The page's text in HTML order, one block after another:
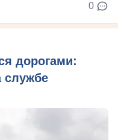
0
дорогами:
службе